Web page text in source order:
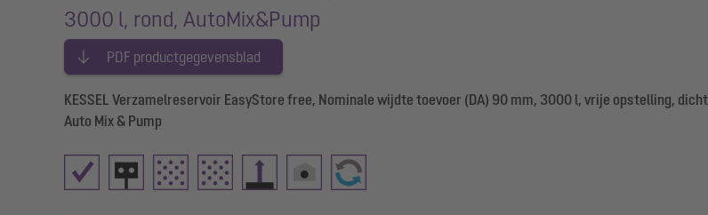
3000 l, rond, AutoMix&Pump
PDF productgegevensblad
KESSEL Verzamelreservoir EasyStore free, Nominale wijdte toevoer (DA) 90 mm, 3000 l, vrije opstelling,
Auto Mix & Pump